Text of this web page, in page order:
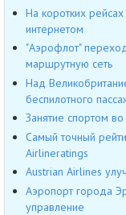
На коротких
интернетом
"Аэрофлот"
маршрутную сеть
Над
беспилотного
Занятие спортом
Самый точный
Airlineratings
Austrian Airlines
Аэропорт города
управление